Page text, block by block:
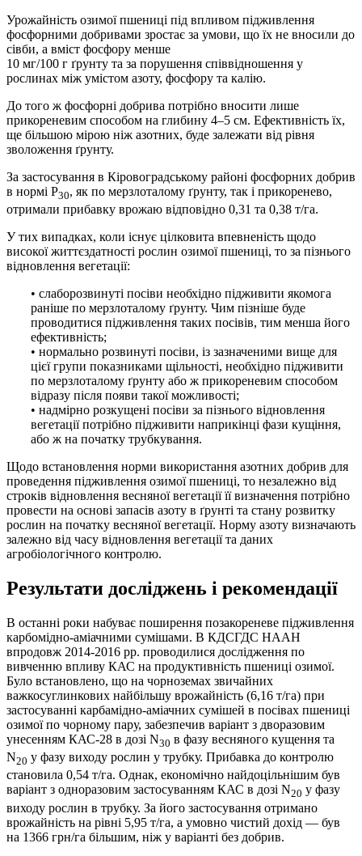
Урожайність озимої пшениці під впливом підживлення
фосфорними добривами зростає за умови, що їх не вносили до
сівби, а вміст фосфору менше
10 мг/100 г ґрунту та за порушення співвідношення у
рослинах між умістом азоту, фосфору та калію.
До того ж фосфорні добрива потрібно вносити лише
прикореневим способом на глибину 4–5 см. Ефективність їх,
ще більшою мірою ніж азотних, буде залежати від рівня
зволоження ґрунту.
За застосування в Кіровоградському районі фосфорних добрив
в нормі P30, як по мерзлоталому ґрунту, так і прикоренево,
отримали прибавку врожаю відповідно 0,31 та 0,38 т/га.
У тих випадках, коли існує цілковита впевненість щодо
високої життєздатності рослин озимої пшениці, то за пізнього
відновлення вегетації:
• слаборозвинуті посіви необхідно підживити якомога
раніше по мерзлоталому ґрунту. Чим пізніше буде
проводитися підживлення таких посівів, тим менша його
ефективність;
• нормально розвинуті посіви, із зазначеними вище для
цієї групи показниками щільності, необхідно підживити
по мерзлоталому ґрунту або ж прикореневим способом
відразу після появи такої можливості;
• надмірно розкущені посіви за пізнього відновлення
вегетації потрібно підживити наприкінці фази кущіння,
або ж на початку трубкування.
Щодо встановлення норми використання азотних добрив для
проведення підживлення озимої пшениці, то незалежно від
строків відновлення весняної вегетації її визначення потрібно
провести на основі запасів азоту в ґрунті та стану розвитку
рослин на початку весняної вегетації. Норму азоту визначають
залежно від часу відновлення вегетації та даних
агробіологічного контролю.
Результати досліджень і рекомендації
В останні роки набуває поширення позакореневе підживлення
карбомідно-аміачними сумішами. В КДСГДС НААН
впродовж 2014-2016 рр. проводилися дослідження по
вивченню впливу КАС на продуктивність пшениці озимої.
Було встановлено, що на чорноземах звичайних
важкосуглинкових найбільшу врожайність (6,16 т/га) при
застосуванні карбамідно-аміачних сумішей в посівах пшениці
озимої по чорному пару, забезпечив варіант з дворазовим
унесенням КАС-28 в дозі N30 в фазу весняного кущення та
N20 у фазу виходу рослин у трубку. Прибавка до контролю
становила 0,54 т/га. Однак, економічно найдоцільнішим був
варіант з одноразовим застосуванням КАС в дозі N20 у фазу
виходу рослин в трубку. За його застосування отримано
врожайність на рівні 5,95 т/га, а умовно чистий дохід — був
на 1366 грн/га більшим, ніж у варіанті без добрив.